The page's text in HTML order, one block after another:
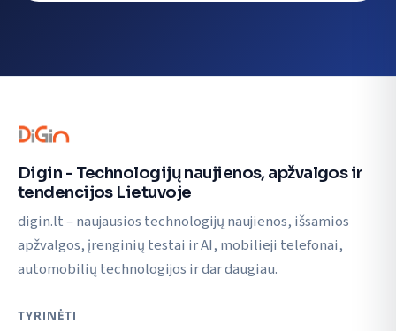
Digin - Technologijų naujienos, apžvalgos ir
tendencijos Lietuvoje
digin.lt – naujausios technologijų naujienos, išsamios
apžvalgos, įrenginių testai ir AI, mobilieji telefonai,
automobilių technologijos ir dar daugiau.
TYRINĖTI